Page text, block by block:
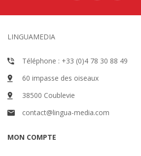
LINGUAMEDIA
Téléphone : +33 (0)4 78 30 88 49
60 impasse des oiseaux
38500 Coublevie
contact@lingua-media.com
MON COMPTE